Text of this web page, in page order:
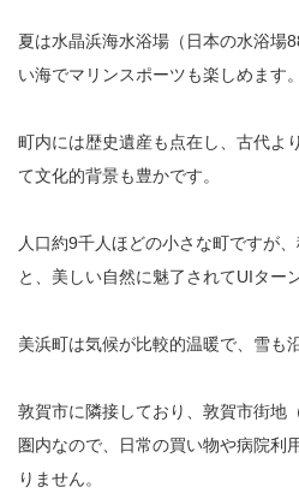
夏は水晶浜海水浴場（日本の水浴場
い海でマリンスポーツも楽しめます。
町内には歴史遺産も点在し、古代よ
て文化的背景も豊かです。
人口約9千人ほどの小さな町ですが
と、美しい自然に魅了されてUIター
美浜町は気候が比較的温暖で、雪も
敦賀市に隣接しており、敦賀市街地
圏内なので、日常の買い物や病院利
りません。